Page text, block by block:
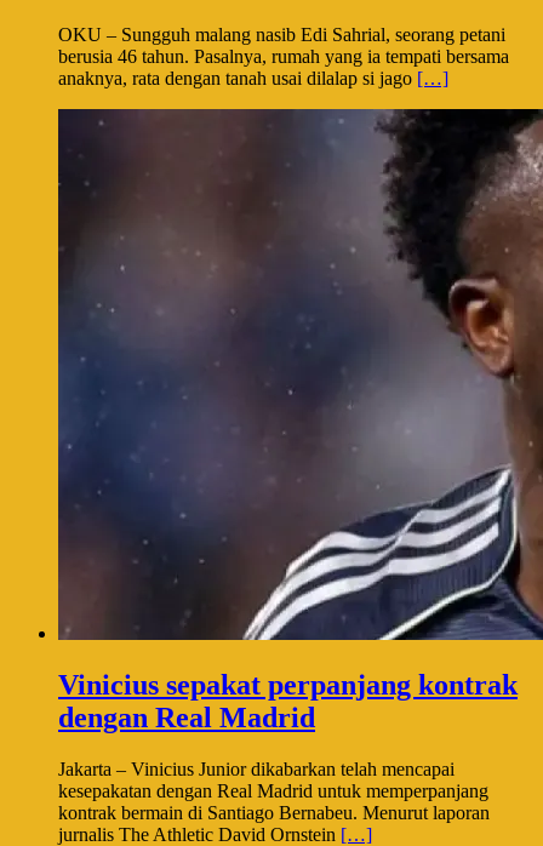
OKU – Sungguh malang nasib Edi Sahrial, seorang petani
berusia 46 tahun. Pasalnya, rumah yang ia tempati bersama
anaknya, rata dengan tanah usai dilalap si jago […]
Vinicius sepakat perpanjang kontrak
dengan Real Madrid
Jakarta – Vinicius Junior dikabarkan telah mencapai
kesepakatan dengan Real Madrid untuk memperpanjang
kontrak bermain di Santiago Bernabeu. Menurut laporan
jurnalis The Athletic David Ornstein […]